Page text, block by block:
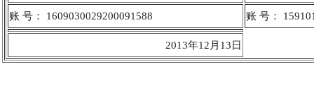
账 号： 1609030029200091588 账 号：
2013年12月13日